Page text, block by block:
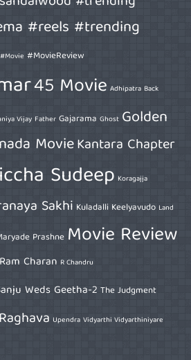
#reels #trending
#Movie #MovieReview
45 Movie Adhipatra Back
Vijay Father Gajarama Ghost Golden
MovieKantara Chapter
Sudeep Koragajja
Sakhi Kuladalli Keelyavudo Land
Prashne Movie Review
Ram Charan R Chandru
Weds Geetha-2 The Judgment
Upendra Vidyarthi Vidyarthiniyare